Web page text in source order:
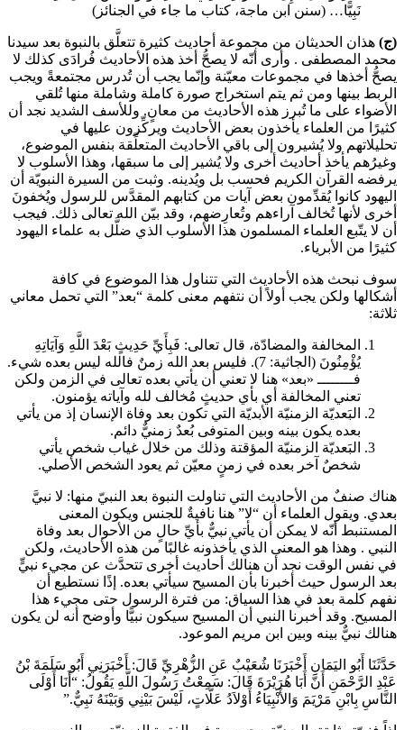
نَبِيًّا… (سنن ابن ماجة، كتاب ما جاء في الجنائز)
(ج) هذان الحديثان من مجموعة أحاديث كثيرة تتعلَّق بالنبوة بعد سيدنا
محمد المصطفى . وأرى أنّه لا يصحُّ أخذ هذه الأحاديث فُرادَى كذلك لا
يصحُّ أخذها في مجموعات معيّنة وإنّما يجب أن تُدرس مجتمعةً ويجب
الربط بينها ومن ثم يتم استخراج صورة كاملة وشاملة منها تُلقي
الأضواء على ما تُبرز هذه الأحاديث من معانٍ. وللأسف الشديد نجد أن
كثيرًا من العلماء يأخذون بعض الأحاديث ويركِّزون عليها في
تحليلاتهم ولا يُشيرون إلى باقي الأحاديث المتعلِّقة بنفس الموضوع،
وغيرُهم يأخذ أحاديث أخرى ولا يُشير إلى ما سبقها، وهذا الأسلوب لا
يرفضه القرآن الكريم فحسب بل ويُدينه. وثبت من السيرة النبويّة أن
اليهود كانوا يُقدِّمون بعض آيات من كتابهم المقدَّس للرسول ويُخفونَ
أخرى لأنها تُخالف آراءهم وتُعارِضهم، وقد بيّن الله تعالى ذلك. فيجب
أن لا يتّبع العلماء المسلمون هذا الأسلوب الذي ضلَّل به علماء اليهود
كثيرًا من الأبرياء.
سوف نبحث هذه الأحاديث التي تتناول هذا الموضوع في كافة
أشكالها ولكن يجب أولاً أن نتفهم معنى كلمة “بعد” التي تحمل معاني
ثلاثة:
المخالفة والمضادّة، قال تعالى: فَبِأَيِّ حَدِيثٍ بَعْدَ اللَّهِ وَآيَاتِهِ
يُؤْمِنُونَ
(الجاثية: 7). فليس بعد الله زمنٌ فالله ليس بعده شيء.
فــــــــ «بعد» هنا لا تعني أن يأتي بعده تعالى في الزمن ولكن
تعني المخالفة أي بأي حديثٍ مُخالف لله وآياته يؤمنون.
البَعديّة الزمنيّة الأبديّة التي تكون بعد وفاة الإنسان إذ من يأتي
بعده يكون بينه وبين المتوفى بُعدٌ زمنيٌّ دائم.
البَعديّة الزمنيّة المؤقتة وذلك من خلال غياب شخص يأتي
شخصٌ آخر بعده في زمنٍ معيّن ثم يعود الشخص الأصلي.
هناك صنفٌ من الأحاديث التي تناولت النبوة بعد النبيّ منها: لا نبيَّ
بعدي. ويقول العلماء أن “لا” هنا نافيةٌ للجنس ويكون المعنى
المستنبط أنّه لا يمكن أن يأتي نبيٌّ بأيِّ حالٍ من الأحوال بعد وفاة
النبي . وهذا هو المعنى الذي يأخذونه غالبًا من هذه الأحاديث، ولكن
في نفس الوقت نجد أن هنالك أحاديث أخرى تتحدَّث عن مجيء نبيٍّ
بعد الرسول حيث أخبرنا بأن المسيح سيأتي بعده. إذًا نستطيع أن
نفهم كلمة بعد في هذا السياق: من فترة الرسول حتى مجيء هذا
المسيح. وقد أخبرنا النبي أن المسيح سيكون نبيًّا وأوضح أنه لن يكون
هنالك نبيٌّ بينه وبين ابن مريم الموعود.
حَدَّثَنَا أَبُو اليَمَانِ أَخْبَرَنَا شُعَيْبٌ عَنِ الزُّهْرِيِّ قَالَ: أَخْبَرَنِي أَبُو سَلَمَةَ بْنُ
عَبْدِ الرَّحْمَنِ أَنَّ أَبَا هُرَيْرَةَ قَالَ: سَمِعْتُ رَسُولَ اللَّهِيَقُولُ: “أَنَا أَوْلَى
النَّاسِ بِابْنِ مَرْيَمَ وَالأَنْبِيَاءُ أَوْلاَدُ عَلَّاتٍ، لَيْسَ بَيْنِي وَبَيْنَهُ نَبِيٌّ.”